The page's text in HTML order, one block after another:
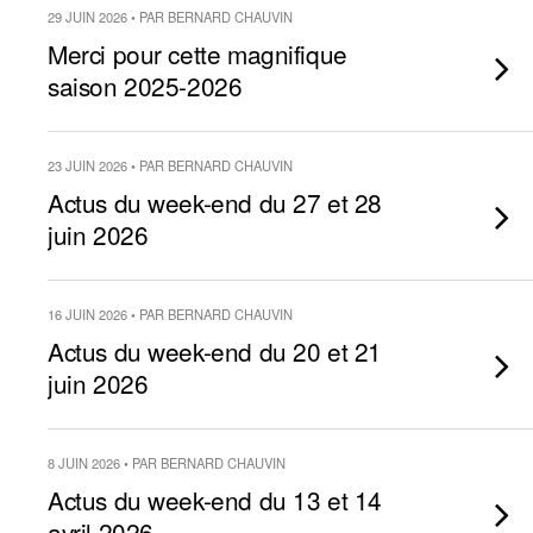
29 JUIN 2026 • PAR BERNARD CHAUVIN
Merci pour cette magnifique
saison 2025-2026
23 JUIN 2026 • PAR BERNARD CHAUVIN
Actus du week-end du 27 et 28
juin 2026
16 JUIN 2026 • PAR BERNARD CHAUVIN
Actus du week-end du 20 et 21
juin 2026
8 JUIN 2026 • PAR BERNARD CHAUVIN
Actus du week-end du 13 et 14